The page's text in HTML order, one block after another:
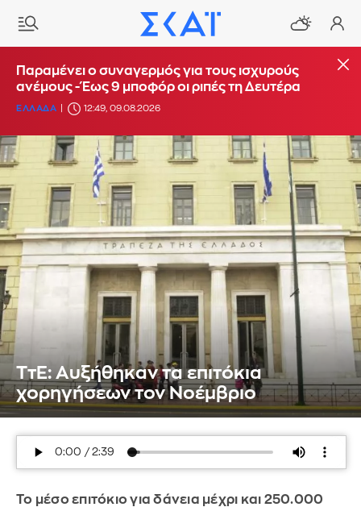
Παραμένει ο συναγερμός για τους ισχυρούς
ανέμους - Έως 9 μποφόρ οι ριπές τη Δευτέρα
ΕΛΛΑΔΑ 12:49, 09.08.2026
TτΕ: Αυξήθηκαν τα επιτόκια
χορηγήσεων τον Νοέμβριο
Το μέσο επιτόκιο για δάνεια μέχρι και 250.000